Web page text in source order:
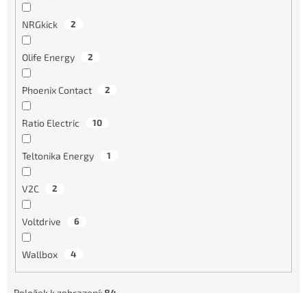
NRGkick 2
Olife Energy 2
Phoenix Contact 2
Ratio Electric 10
Teltonika Energy 1
V2C 2
Voltdrive 6
Wallbox 4